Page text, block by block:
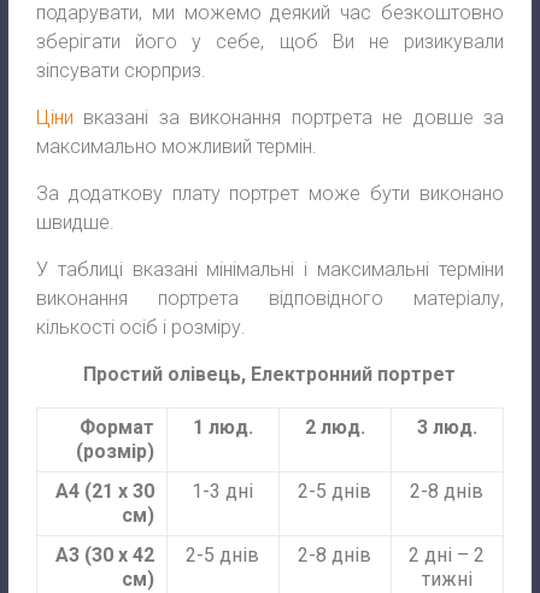
подарувати, ми можемо деякий час безкоштовно
зберігати його у себе, щоб Ви не ризикували
зіпсувати сюрприз.
Ціни вказані за виконання портрета не довше за
максимально можливий термін.
За додаткову плату портрет може бути виконано
швидше.
У таблиці вказані мінімальні і максимальні терміни
виконання портрета відповідного матеріалу,
кількості осіб і розміру.
Простий олівець, Електронний портрет
Формат
(розмір)
1 люд. 2 люд. 3 люд.
А4 (21 х 30
см)
1-3 дні 2-5 днів 2-8 днів
А3 (30 х 42
см)
2-5 днів 2-8 днів
2 дні – 2
тижні